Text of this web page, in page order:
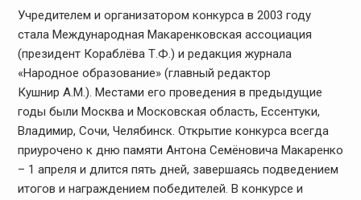
Учредителем и организатором конкурса в 2003 году
стала Международная Макаренковская ассоциация
(президент Кораблёва Т.Ф.) и редакция журнала
«Народное образование» (главный редактор
Кушнир А.М.). Местами его проведения в предыдущие
годы были Москва и Московская область, Ессентуки,
Владимир, Сочи, Челябинск. Открытие конкурса всегда
приурочено к дню памяти Антона Семёновича Макаренко
– 1 апреля и длится пять дней, завершаясь подведением
итогов и награждением победителей. В конкурсе и